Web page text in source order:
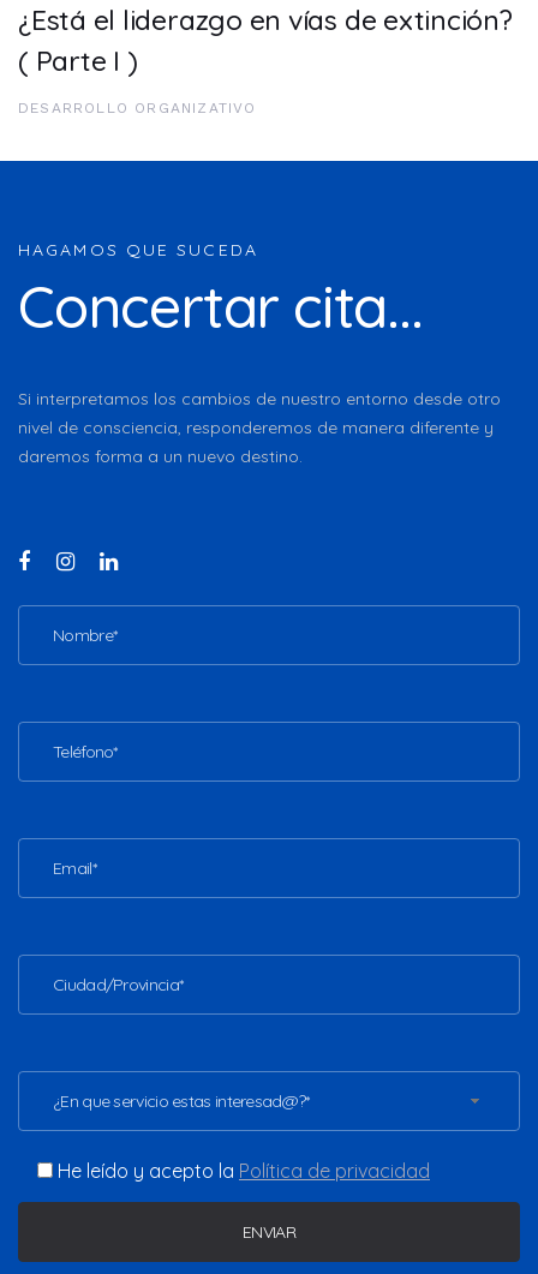
¿Está el liderazgo en vías de extinción?
( Parte I )
DESARROLLO ORGANIZATIVO
HAGAMOS QUE SUCEDA
Concertar cita...
Si interpretamos los cambios de nuestro entorno desde otro
nivel de consciencia, responderemos de manera diferente y
daremos forma a un nuevo destino.
¿En que servicio estas interesad@?*
He leído y acepto la Política de privacidad